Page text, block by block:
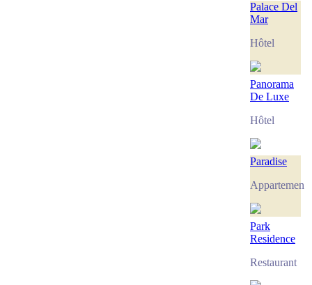
Palace Del
Mar
Hôtel
Panorama
De Luxe
Hôtel
Paradise
Appartement
Park
Residence
Restaurant